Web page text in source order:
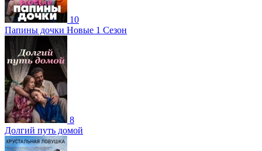
10
Папины дочки Новые 1 Сезон
8
Долгий путь домой